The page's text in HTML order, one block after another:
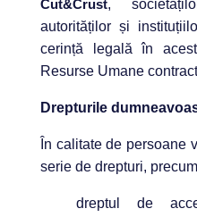
Cut&Crust,
autorităților și
cerință legală în
Resurse Umane
Drepturile
În calitate de persoane
serie de drepturi,
dreptul de